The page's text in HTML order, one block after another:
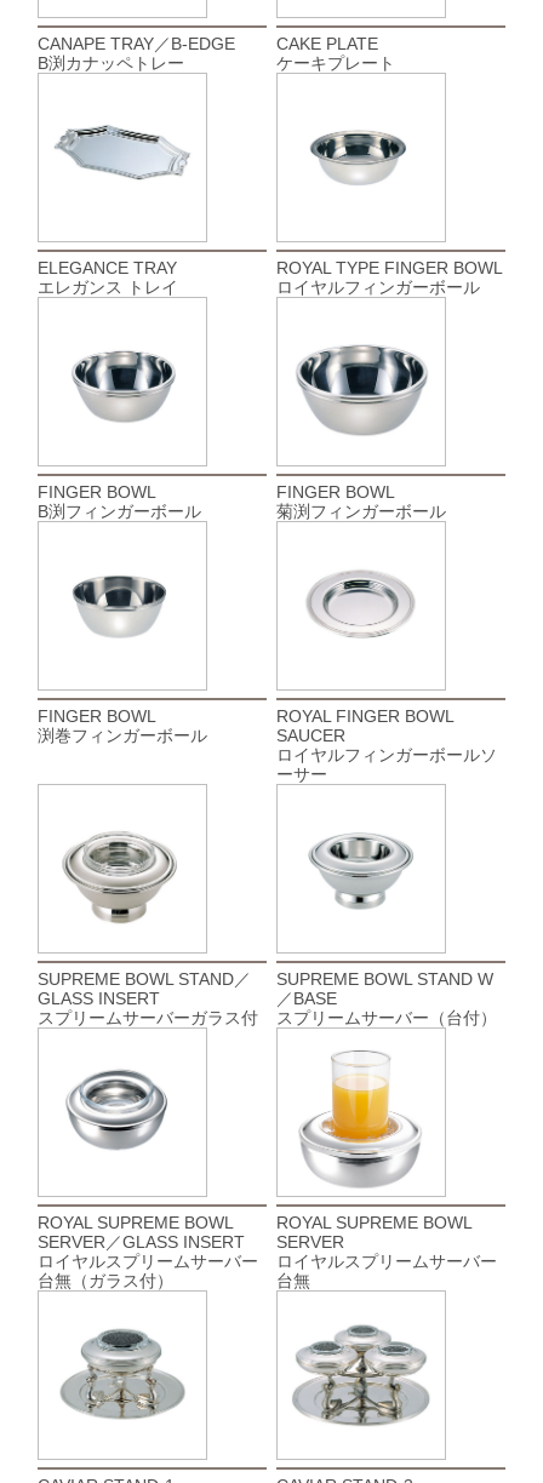
CANAPE TRAY／B-EDGE
B渕カナッペトレー
CAKE PLATE
ケーキプレート
ELEGANCE TRAY
エレガンス トレイ
ROYAL TYPE FINGER BOWL
ロイヤルフィンガーボール
FINGER BOWL
B渕フィンガーボール
FINGER BOWL
菊渕フィンガーボール
FINGER BOWL
渕巻フィンガーボール
ROYAL FINGER BOWL
SAUCER
ロイヤルフィンガーボールソ
ーサー
SUPREME BOWL STAND／
GLASS INSERT
スプリームサーバーガラス付
SUPREME BOWL STAND W
／BASE
スプリームサーバー（台付）
ROYAL SUPREME BOWL
SERVER／GLASS INSERT
ロイヤルスプリームサーバー
台無（ガラス付）
ROYAL SUPREME BOWL
SERVER
ロイヤルスプリームサーバー
台無